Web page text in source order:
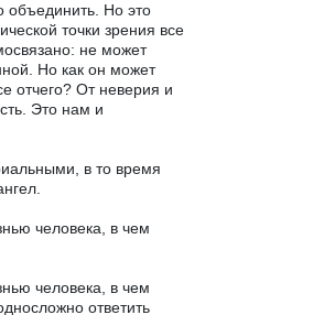
Но это
точки зрения все
не может
Но как он может
отчего? От неверия и
Это нам и
в то время
человека, в чем
человека, в чем
ответить